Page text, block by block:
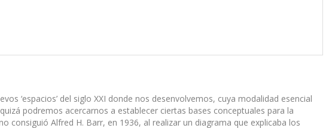
‘espacios’ del siglo XXI donde nos desenvolvemos, cuya modalidad esencial
podremos acercarnos a establecer ciertas bases conceptuales para la
Alfred H. Barr, en 1936, al realizar un diagrama que explicaba los